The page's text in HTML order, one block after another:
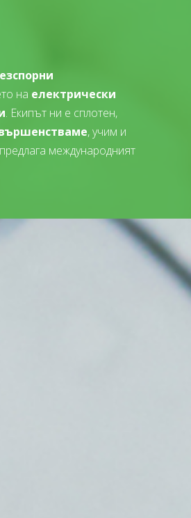
на електрически
. Екипът ни е сплотен,
, учим и
международният